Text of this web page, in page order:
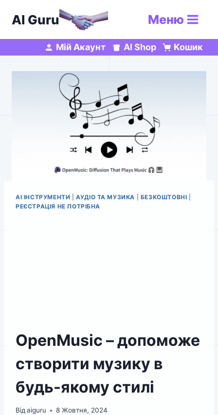
AI Guru Меню
Мій Акаунт AI Shop Кошик
AI ІНСТРУМЕНТИ |АУДІО ТА МУЗИКА БЕЗКОШТОВНІ
РЕЄСТРАЦІЯ НЕ ПОТРІБНА
OpenMusic – допоможе
створити музику в
будь-якому стилі
Відaiguru 8 Жовтня, 2024